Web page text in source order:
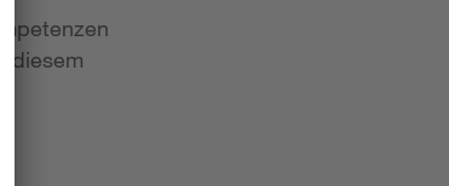
diesem